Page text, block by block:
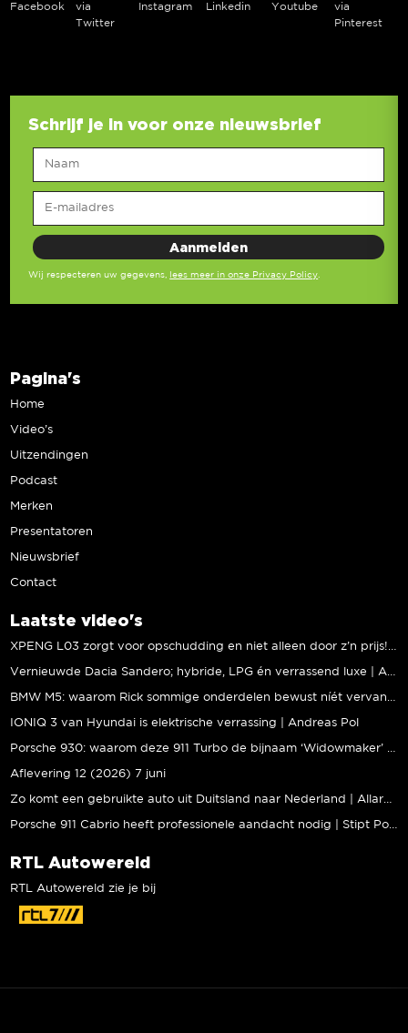
Facebook
via
Twitter
Instagram
Linkedin
Youtube
via
Pinterest
Schrijf je in voor onze nieuwsbrief
Wij respecteren uw gegevens, lees meer in onze Privacy Policy
Pagina's
Home
Video’s
Uitzendingen
Podcast
Merken
Presentatoren
Nieuwsbrief
Contact
Laatste video's
IONIQ 3 van Hyundai is elektrische verrassing | Andreas Pol
Aflevering 12 (2026) 7 juni
RTL Autowereld
RTL Autowereld zie je bij